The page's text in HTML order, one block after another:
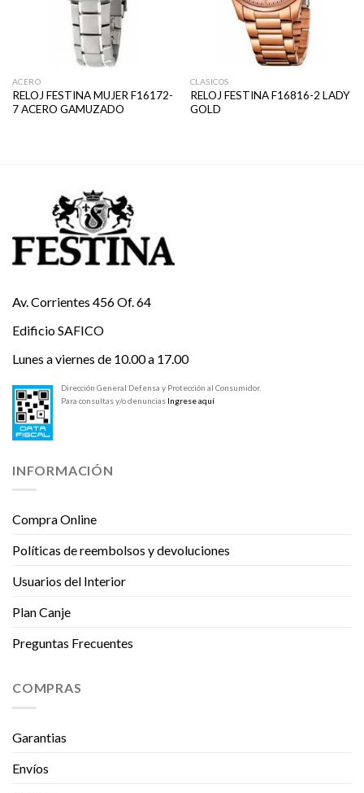
ACERO
RELOJ FESTINA MUJER F16172-
7 ACERO GAMUZADO
CLASICOS
RELOJ FESTINA F16816-2 LADY
GOLD
Av. Corrientes 456 Of. 64
Edificio SAFICO
Lunes a viernes de 10.00 a 17.00
Dirección General Defensa y Protección al Consumidor.
Para consultas y/o denuncias Ingrese aquí
INFORMACIÓN
Compra Online
Políticas de reembolsos y devoluciones
Usuarios del Interior
Plan Canje
Preguntas Frecuentes
COMPRAS
Garantias
Envíos